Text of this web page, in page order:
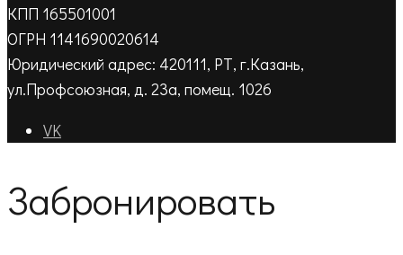
КПП 165501001
ОГРН 1141690020614
Юридический адрес: 420111, РТ, г.Казань,
ул.Профсоюзная, д. 23а, помещ. 1026
VK
Забронировать